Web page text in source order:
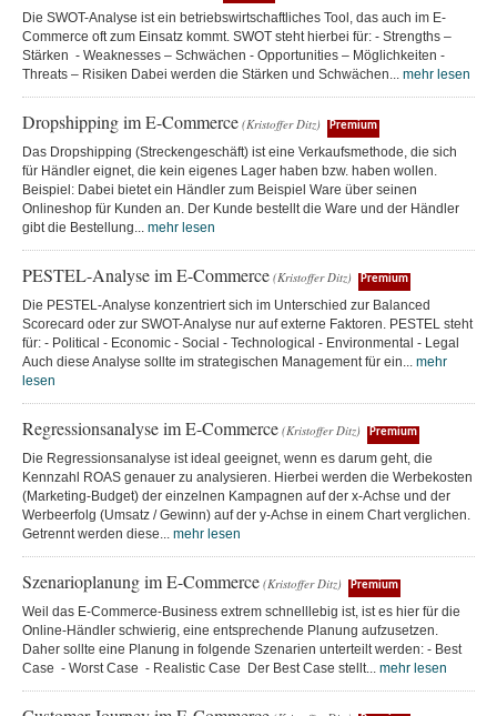
Die SWOT-Analyse ist ein betriebswirtschaftliches Tool, das auch im E-
Commerce oft zum Einsatz kommt. SWOT steht hierbei für: - Strengths –
Stärken - Weaknesses – Schwächen - Opportunities – Möglichkeiten -
Threats – Risiken Dabei werden die Stärken und Schwächen... mehr lesen
Dropshipping im E-Commerce (Kristoffer Ditz) Premium
Das Dropshipping (Streckengeschäft) ist eine Verkaufsmethode, die sich
für Händler eignet, die kein eigenes Lager haben bzw. haben wollen.
Beispiel: Dabei bietet ein Händler zum Beispiel Ware über seinen
Onlineshop für Kunden an. Der Kunde bestellt die Ware und der Händler
gibt die Bestellung... mehr lesen
PESTEL-Analyse im E-Commerce (Kristoffer Ditz) Premium
Die PESTEL-Analyse konzentriert sich im Unterschied zur Balanced
Scorecard oder zur SWOT-Analyse nur auf externe Faktoren. PESTEL steht
für: - Political - Economic - Social - Technological - Environmental - Legal
Auch diese Analyse sollte im strategischen Management für ein... mehr
lesen
Regressionsanalyse im E-Commerce (Kristoffer Ditz) Premium
Die Regressionsanalyse ist ideal geeignet, wenn es darum geht, die
Kennzahl ROAS genauer zu analysieren. Hierbei werden die Werbekosten
(Marketing-Budget) der einzelnen Kampagnen auf der x-Achse und der
Werbeerfolg (Umsatz / Gewinn) auf der y-Achse in einem Chart verglichen.
Getrennt werden diese... mehr lesen
Szenarioplanung im E-Commerce (Kristoffer Ditz) Premium
Weil das E-Commerce-Business extrem schnelllebig ist, ist es hier für die
Online-Händler schwierig, eine entsprechende Planung aufzusetzen.
Daher sollte eine Planung in folgende Szenarien unterteilt werden: - Best
Case - Worst Case - Realistic Case Der Best Case stellt... mehr lesen